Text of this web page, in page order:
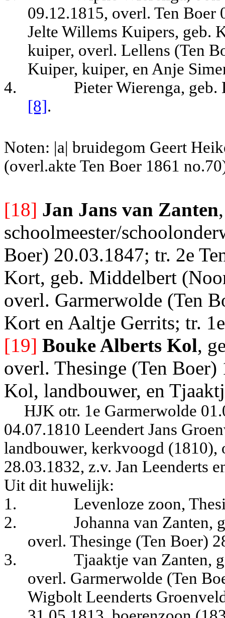
09.12.1815, overl. Ten Boer
Jelte Willems Kuipers, geb.
kuiper, overl. Lellens (Ten
Kuiper, kuiper, en Anje
4.
Pieter Wierenga,
[8].
Noten: |a| bruidegom Geert
(overl.akte Ten Boer 1861
[18] Jan Jans van Zanten
schoolmeester/
Boer) 20.03.1847; tr. 2e
Kort, geb. Middelbert
overl. Garmerwolde (Ten
Kort en Aaltje Gerrits; tr. 1e
[19] Bouke Alberts Kol,
overl. Thesinge (Ten
Kol, landbouwer, en
HJK otr. 1e Garmerwolde
04.07.1810 Leendert Jans
landbouwer, kerkvoogd
28.03.1832, z.v. Jan Leenderts
Uit dit huwelijk:
1.
Levenloze zoon,
2.
Johanna van Zanten,
overl. Thesinge (Ten Boer)
3.
Tjaaktje van Zanten,
overl. Garmerwolde (Ten
Wigbolt Leenderts